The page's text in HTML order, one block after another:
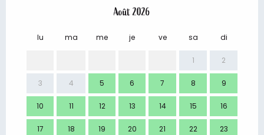
Août 2026
lu ma me je ve sa di
1 2
3 4 5 6 7 8 9
10 11 12 13 14 15 16
17 18 19 20 21 22 23